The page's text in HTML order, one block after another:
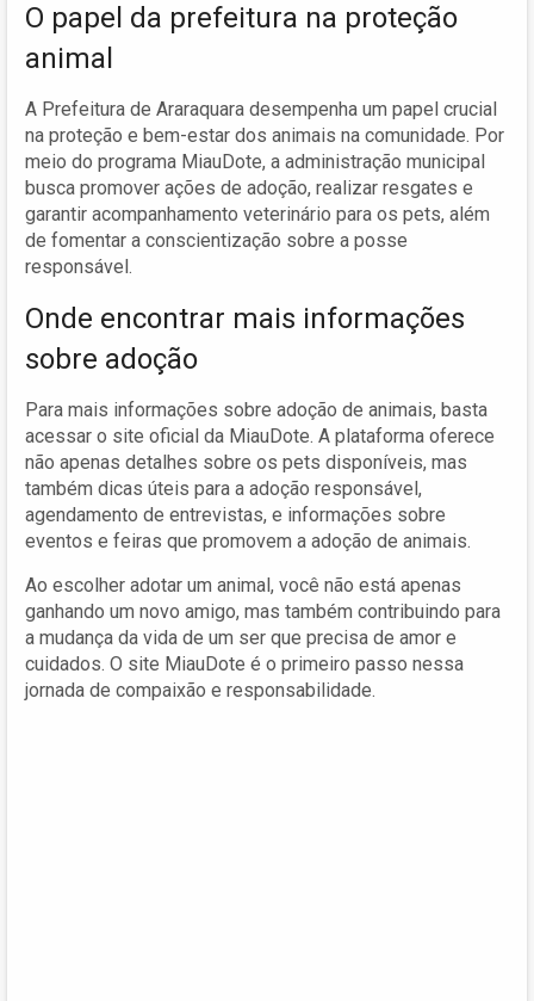
O papel da prefeitura na proteção
animal
A Prefeitura de Araraquara desempenha um papel crucial
na proteção e bem-estar dos animais na comunidade. Por
meio do programa MiauDote, a administração municipal
busca promover ações de adoção, realizar resgates e
garantir acompanhamento veterinário para os pets, além
de fomentar a conscientização sobre a posse
responsável.
Onde encontrar mais informações
sobre adoção
Para mais informações sobre adoção de animais, basta
acessar o site oficial da MiauDote. A plataforma oferece
não apenas detalhes sobre os pets disponíveis, mas
também dicas úteis para a adoção responsável,
agendamento de entrevistas, e informações sobre
eventos e feiras que promovem a adoção de animais.
Ao escolher adotar um animal, você não está apenas
ganhando um novo amigo, mas também contribuindo para
a mudança da vida de um ser que precisa de amor e
cuidados. O site MiauDote é o primeiro passo nessa
jornada de compaixão e responsabilidade.